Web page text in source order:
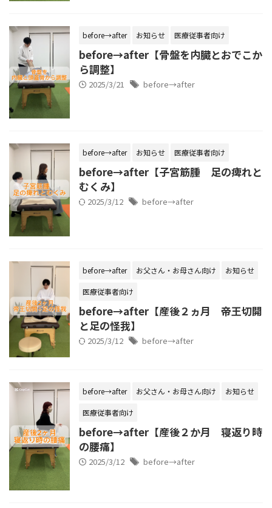
before→after お知らせ 医療従事者向け
before→after【骨盤を内臓とおでこか
ら調整】
2025/3/21 before→after
before→after お知らせ 医療従事者向け
before→after【子宮筋腫 足の痺れと
むくみ】
2025/3/12 before→after
before→after お父さん・お母さん向け お知らせ
医療従事者向け
before→after【産後２ヵ月 帝王切開
と足の怪我】
2025/3/12 before→after
before→after お父さん・お母さん向け お知らせ
医療従事者向け
before→after【産後２か月 寝返り時
の腰痛】
2025/3/12 before→after